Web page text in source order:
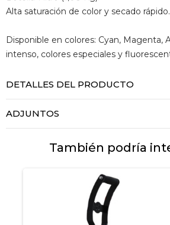
Alta saturación de color y secado rápido.
Disponible en colores: Cyan, Magenta,
intenso, colores especiales y
DETALLES DEL PRODUCTO
ADJUNTOS
También podría